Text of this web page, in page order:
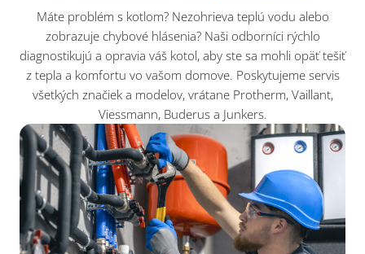
Máte problém s kotlom? Nezohrieva teplú vodu alebo
zobrazuje chybové hlásenia? Naši odborníci rýchlo
diagnostikujú a opravia váš kotol, aby ste sa mohli opäť tešiť
z tepla a komfortu vo vašom domove. Poskytujeme servis
všetkých značiek a modelov, vrátane Protherm, Vaillant,
Viessmann, Buderus a Junkers.​